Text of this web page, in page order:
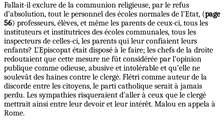
Fallait-il exclure de la communion religieuse, par le refus
d’absolution, tout le personnel des écoles normales de l’Etat, (page
56) professeurs, élèves, et même les parents de ceux-ci, tous les
instituteurs et institutrices des écoles communales, tous les
inspecteurs de celles-ci, les parents qui leur confiaient leurs
enfants? L’Episcopat était disposé à le faire; les chefs de la droite
redoutaient que cette mesure ne fût considérée par l’opinion
publique comme odieuse, abusive et intolérable et qu’elle ne
soulevât des haines contre le clergé. Flétri comme auteur de la
discorde entre les citoyens, le parti catholique serait à jamais
perdu. Les sympathies risqueraient d’aller à ceux que le clergé
mettrait ainsi entre leur devoir et leur intérêt. Malou en appela à
Rome.